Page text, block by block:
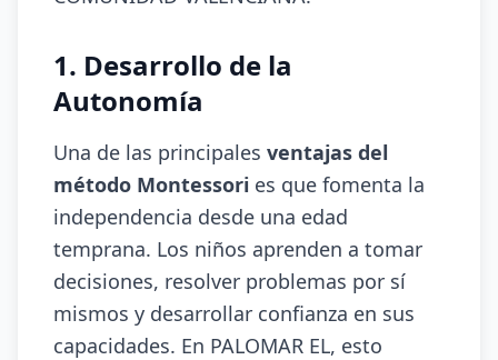
1. Desarrollo de la
Autonomía
Una de las principales ventajas del
método Montessori es que fomenta la
independencia desde una edad
temprana. Los niños aprenden a tomar
decisiones, resolver problemas por sí
mismos y desarrollar confianza en sus
capacidades. En PALOMAR EL, esto